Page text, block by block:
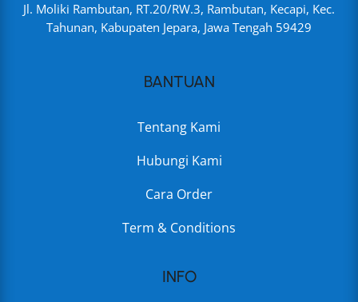
Jl. Moliki Rambutan, RT.20/RW.3, Rambutan, Kecapi, Kec.
Tahunan, Kabupaten Jepara, Jawa Tengah 59429
BANTUAN
Tentang Kami
Hubungi Kami
Cara Order
Term & Conditions
INFO